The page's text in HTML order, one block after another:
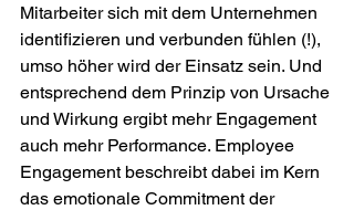
Mitarbeiter sich mit dem Unternehmen
identifizieren und verbunden fühlen (!),
umso höher wird der Einsatz sein. Und
entsprechend dem Prinzip von Ursache
und Wirkung ergibt mehr Engagement
auch mehr Performance. Employee
Engagement beschreibt dabei im Kern
das emotionale Commitment der